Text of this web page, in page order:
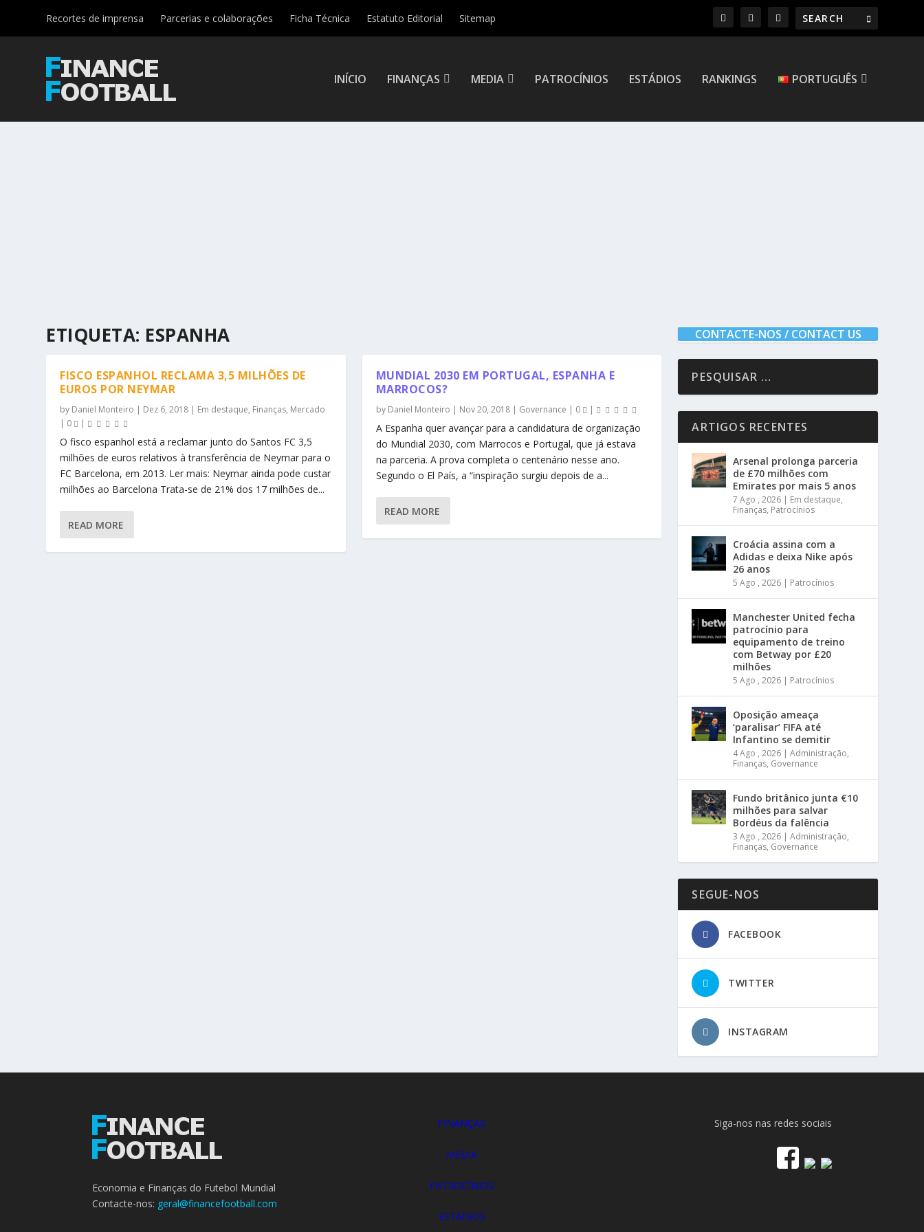
Recortes de imprensa Parcerias e colaborações Ficha Técnica Estatuto Editorial Sitemap
INÍCIO FINANÇAS MEDIA PATROCÍNIOS ESTÁDIOS RANKINGS PORTUGUÊS
ETIQUETA: ESPANHA
FISCO ESPANHOL RECLAMA 3,5 MILHÕES DE
EUROS POR NEYMAR
by Daniel Monteiro | Dez 6, 2018 | Em destaque, Finanças, Mercado
| 0 |
O fisco espanhol está a reclamar junto do Santos FC 3,5
milhões de euros relativos à transferência de Neymar para o
FC Barcelona, em 2013. Ler mais: Neymar ainda pode custar
milhões ao Barcelona Trata-se de 21% dos 17 milhões de...
READ MORE
MUNDIAL 2030 EM PORTUGAL, ESPANHA E
MARROCOS?
by Daniel Monteiro | Nov 20, 2018| Governance | 0 |
A Espanha quer avançar para a candidatura de organização
do Mundial 2030, com Marrocos e Portugal, que já estava
na parceria. A prova completa o centenário nesse ano.
Segundo o El País, a “inspiração surgiu depois de a...
READ MORE
CONTACTE-NOS / CONTACT US
ARTIGOS RECENTES
Arsenal prolonga parceria
de £70 milhões com
Emirates por mais 5 anos
7 Ago , 2026 | Em destaque,
Finanças, Patrocínios
Croácia assina com a
Adidas e deixa Nike após
26 anos
5 Ago , 2026 | Patrocínios
Manchester United fecha
patrocínio para
equipamento de treino
com Betway por £20
milhões
5 Ago , 2026 | Patrocínios
Oposição ameaça
‘paralisar’ FIFA até
Infantino se demitir
4 Ago , 2026 |Administração,
Finanças, Governance
Fundo britânico junta €10
milhões para salvar
Bordéus da falência
3 Ago , 2026 |Administração,
Finanças, Governance
SEGUE-NOS
FACEBOOK
TWITTER
INSTAGRAM
Economia e Finanças do Futebol Mundial
Contacte-nos: geral@financefootball.com
FINANÇAS
MEDIA
PATROCÍNIOS
ESTÁDIOS
Siga-nos nas redes sociais